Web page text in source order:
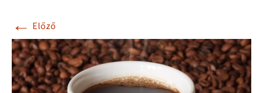
← Előző